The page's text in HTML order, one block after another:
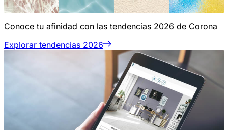
Conoce tu afinidad con las tendencias 2026 de Corona
Explorar tendencias 2026